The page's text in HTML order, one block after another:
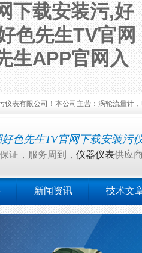
下载安装污,好
色先生TV官网
生APP官网入
公司！本公司主营：涡轮流量计，电
好色先生TV官网下载安装污
，服务周到， 仪器仪表供应
新闻资讯 技术文